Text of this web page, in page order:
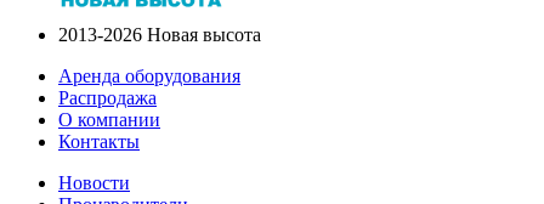
2013-2026 Новая высота
Аренда оборудования
Распродажа
О компании
Контакты
Новости